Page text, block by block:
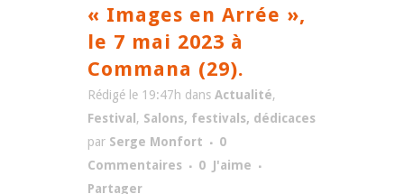
« Images en Arrée »,
le 7 mai 2023 à
Commana (29).
Rédigé le 19:47h dans Actualité,
Festival , Salons, festivals, dédicaces
par Serge Monfort
0
Commentaires
0 J'aime
Partager